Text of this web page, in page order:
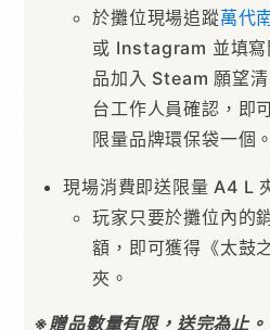
於攤位現場追蹤萬代
或 Instagram 並填寫
品加入 Steam 願望
台工作人員確認，即
限量品牌環保袋一個。
現場消費即送限量 A4 L
玩家只要於攤位內的
額，即可獲得《太鼓
夾。
※贈品數量有限，送完為止。